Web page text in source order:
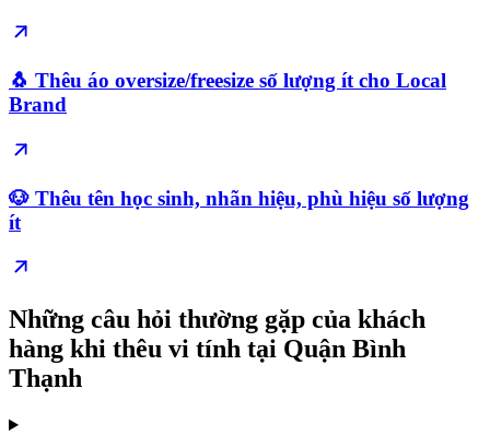
🐧 Thêu áo oversize/freesize số lượng ít cho Local
Brand
🐶 Thêu tên học sinh, nhãn hiệu, phù hiệu số lượng
ít
Những câu hỏi thường gặp của khách
hàng khi thêu vi tính tại Quận Bình
Thạnh